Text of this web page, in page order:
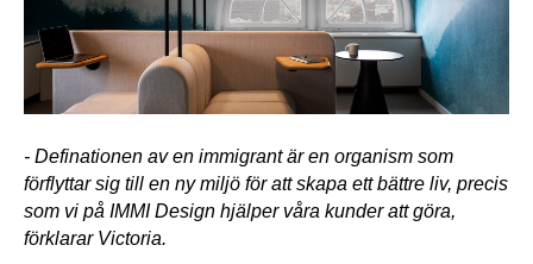
- Definationen av en immigrant är en organism som
förflyttar sig till en ny miljö för att skapa ett bättre liv, precis
som vi på IMMI Design hjälper våra kunder att göra,
förklarar Victoria.